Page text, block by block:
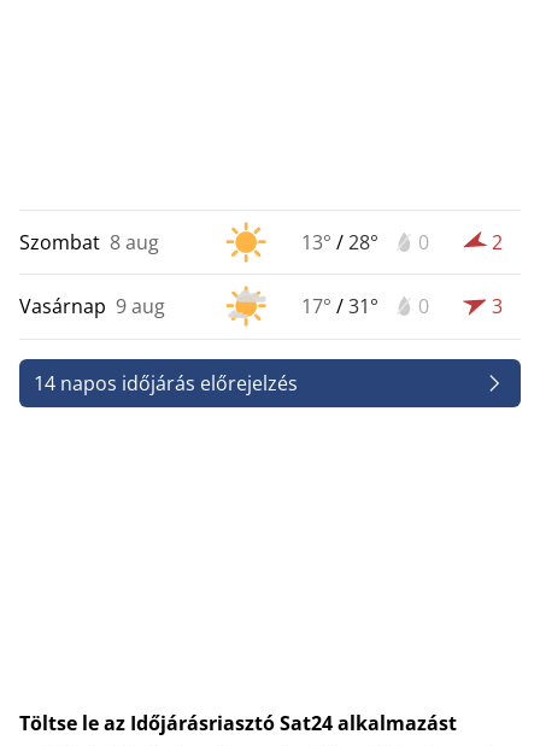
Szombat 8 aug 13° /28° 0 2
Vasárnap 9 aug 17° /31° 0 3
14 napos időjárás előrejelzés
Töltse le az Időjárásriasztó Sat24 alkalmazást